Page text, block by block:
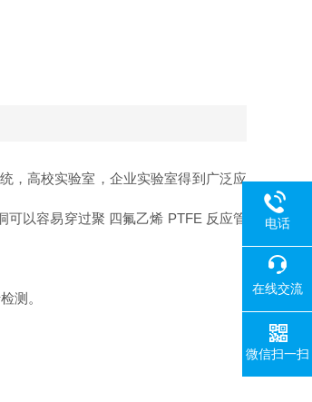
，高校实验室，企业实验室得到广泛应
以容易穿过聚 四氟乙烯 PTFE 反应管
测。
电话
在线交流
微信扫一扫